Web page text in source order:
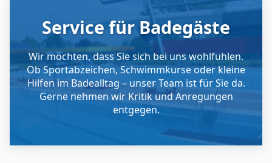
Service für Badegäste
Wir möchten, dass Sie sich bei uns wohlfühlen.
Ob Sportabzeichen, Schwimmkurse oder kleine
Hilfen im Badealltag – unser Team ist für Sie da.
Gerne nehmen wir Kritik und Anregungen
entgegen.